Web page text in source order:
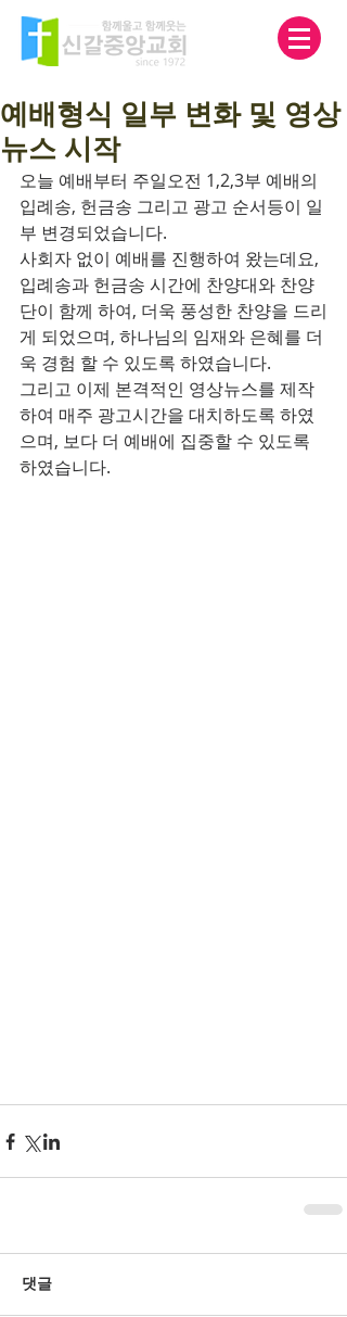
예배형식 일부 변화 및 영상
뉴스 시작
오늘 예배부터 주일오전 1,2,3부 예배의
입례송, 헌금송 그리고 광고 순서등이 일
부 변경되었습니다.
사회자 없이 예배를 진행하여 왔는데요,
입례송과 헌금송 시간에 찬양대와 찬양
단이 함께 하여, 더욱 풍성한 찬양을 드리
게 되었으며, 하나님의 임재와 은혜를 더
욱 경험 할 수 있도록 하였습니다.
그리고 이제 본격적인 영상뉴스를 제작
하여 매주 광고시간을 대치하도록 하였
으며, 보다 더 예배에 집중할 수 있도록
하였습니다.
댓글